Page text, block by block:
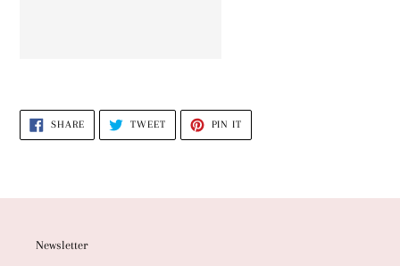
SHARESHARE
FACEBOOK
TWEETTWEET
TWITTER
PIN IT
PINTEREST
Newsletter